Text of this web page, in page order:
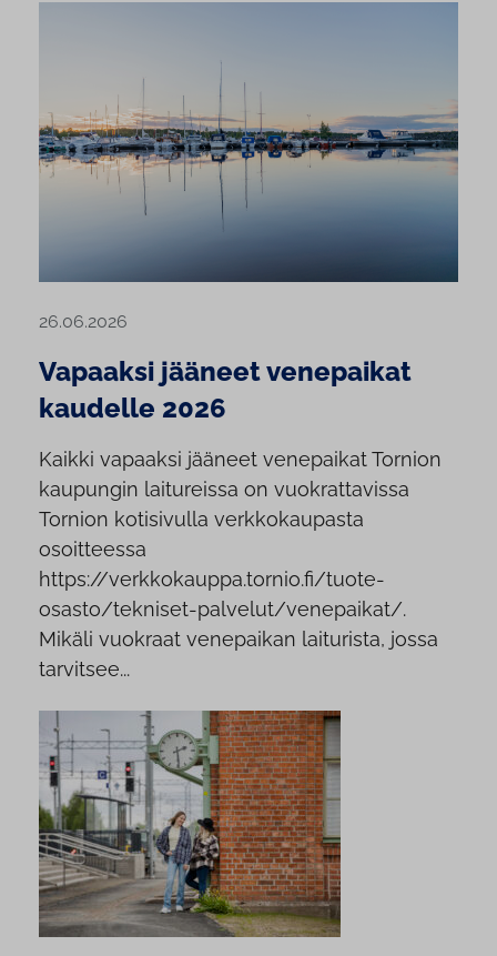
26.06.2026
Vapaaksi jääneet venepaikat
kaudelle 2026
Kaikki vapaaksi jääneet venepaikat Tornion
kaupungin laitureissa on vuokrattavissa
Tornion kotisivulla verkkokaupasta
osoitteessa
https://verkkokauppa.tornio.fi/tuote-
osasto/tekniset-palvelut/venepaikat/.
Mikäli vuokraat venepaikan laiturista, jossa
tarvitsee...